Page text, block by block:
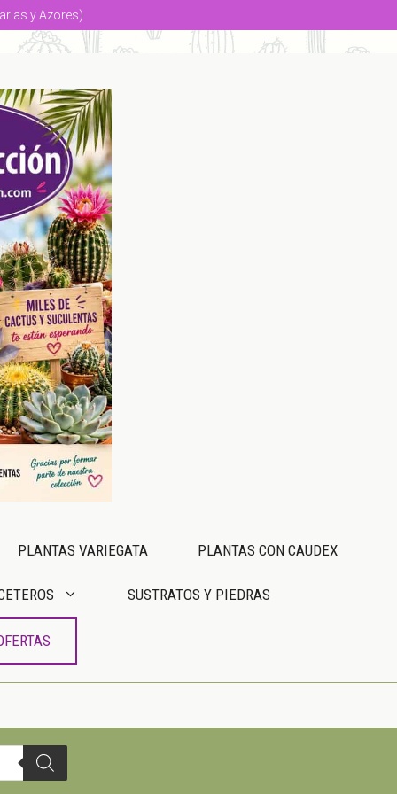
y Azores)
PLANTAS VARIEGATA PLANTAS CON CAUDEX
SUSTRATOS Y PIEDRAS